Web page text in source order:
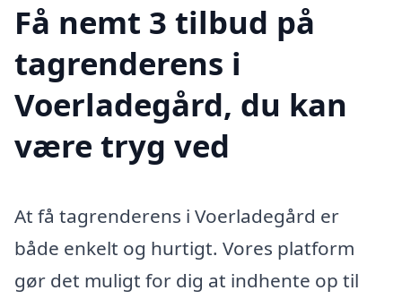
Få nemt 3 tilbud på
tagrenderens i
Voerladegård, du kan
være tryg ved
At få tagrenderens i Voerladegård er
både enkelt og hurtigt. Vores platform
gør det muligt for dig at indhente op til